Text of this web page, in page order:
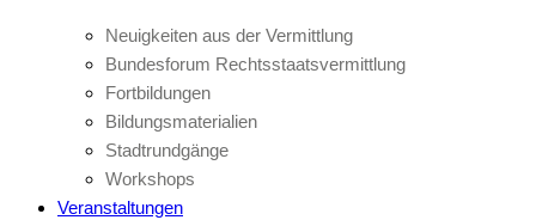
Neuigkeiten aus der Vermittlung
Bundesforum Rechtsstaatsvermittlung
Fortbildungen
Bildungsmaterialien
Stadtrundgänge
Workshops
Veranstaltungen